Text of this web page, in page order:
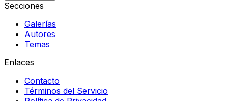
Secciones
Galerías
Autores
Temas
Enlaces
Contacto
Términos del Servicio